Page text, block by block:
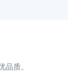
品质。